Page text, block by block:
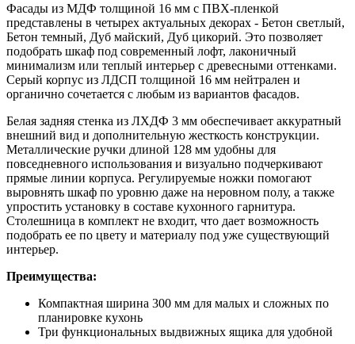
Фасады из МДФ толщиной 16 мм с ПВХ-пленкой
представлены в четырех актуальных декорах - Бетон светлый,
Бетон темный, Дуб майский, Дуб цикорий. Это позволяет
подобрать шкаф под современный лофт, лаконичный
минимализм или теплый интерьер с древесными оттенками.
Серый корпус из ЛДСП толщиной 16 мм нейтрален и
органично сочетается с любым из вариантов фасадов.
Белая задняя стенка из ЛХДФ 3 мм обеспечивает аккуратный
внешний вид и дополнительную жесткость конструкции.
Металлические ручки длиной 128 мм удобны для
повседневного использования и визуально подчеркивают
прямые линии корпуса. Регулируемые ножки помогают
выровнять шкаф по уровню даже на неровном полу, а также
упростить установку в составе кухонного гарнитура.
Столешница в комплект не входит, что дает возможность
подобрать ее по цвету и материалу под уже существующий
интерьер.
Преимущества:
Компактная ширина 300 мм для малых и сложных по
планировке кухонь
Три функциональных выдвижных ящика для удобной